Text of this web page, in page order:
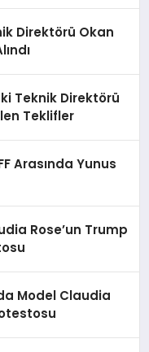
Direktörü Okan
Teknik Direktörü
Teklifler
Arasında Yunus
Rose’un Trump
Model Claudia